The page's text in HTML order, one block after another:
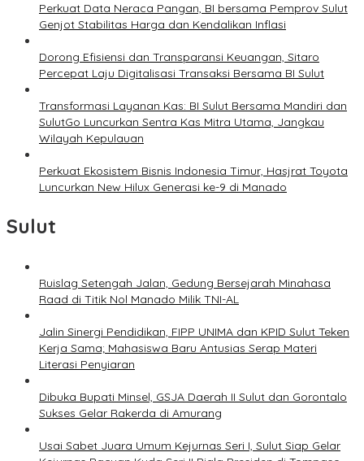
Perkuat Data Neraca Pangan, BI bersama Pemprov Sulut
Genjot Stabilitas Harga dan Kendalikan Inflasi
Dorong Efisiensi dan Transparansi Keuangan, Sitaro
Percepat Laju Digitalisasi Transaksi Bersama BI Sulut
Transformasi Layanan Kas: BI Sulut Bersama Mandiri dan
SulutGo Luncurkan Sentra Kas Mitra Utama, Jangkau
Wilayah Kepulauan
Perkuat Ekosistem Bisnis Indonesia Timur, Hasjrat Toyota
Luncurkan New Hilux Generasi ke-9 di Manado
Sulut
Ruislag Setengah Jalan, Gedung Bersejarah Minahasa
Raad di Titik Nol Manado Milik TNI-AL
Jalin Sinergi Pendidikan, FIPP UNIMA dan KPID Sulut Teken
Kerja Sama; Mahasiswa Baru Antusias Serap Materi
Literasi Penyiaran
Dibuka Bupati Minsel, GSJA Daerah II Sulut dan Gorontalo
Sukses Gelar Rakerda di Amurang
Usai Sabet Juara Umum Kejurnas Seri I, Sulut Siap Gelar